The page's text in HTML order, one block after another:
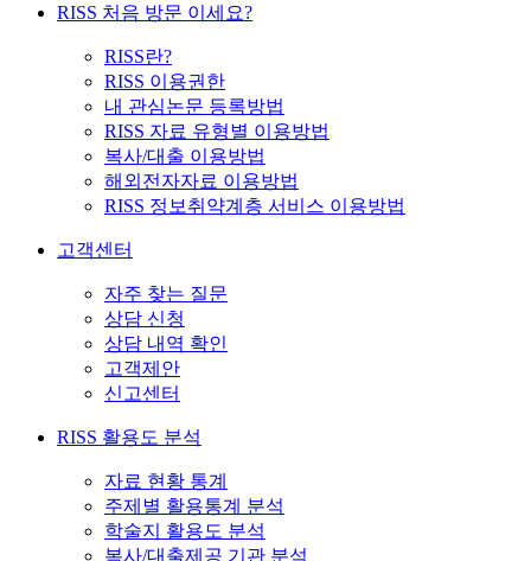
RISS 처음 방문 이세요?
RISS란?
RISS 이용권한
내 관심논문 등록방법
RISS 자료 유형별 이용방법
복사/대출 이용방법
해외전자자료 이용방법
RISS 정보취약계층 서비스 이용방법
고객센터
자주 찾는 질문
상담 신청
상담 내역 확인
고객제안
신고센터
RISS 활용도 분석
자료 현황 통계
주제별 활용통계 분석
학술지 활용도 분석
복사/대출제공 기관 분석